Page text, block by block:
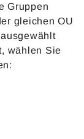
Gruppen
gleichen OU
wählen Sie